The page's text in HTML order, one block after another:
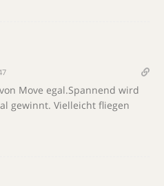
Move egal.Spannend wird
gewinnt. Vielleicht fliegen